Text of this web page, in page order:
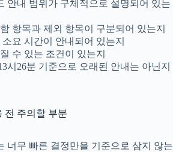
안내 범위가 구체적으로 설명되어 있는
항목과 제외 항목이 구분되어 있는지
요 시간이 안내되어 있는지
수 있는 조건이 있는지
시26분 기준으로 오래된 안내는 아닌지
전 주의할 부분
너무 빠른 결정만을 기준으로 삼지 않는